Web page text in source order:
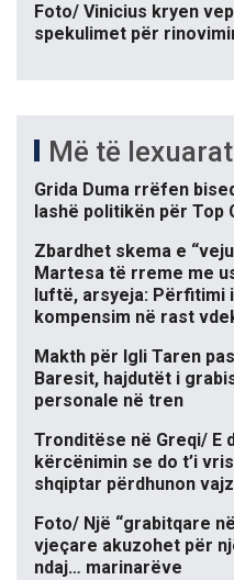
Foto/ Vinicius kryen
spekulimet për
Më të lexuarat
Grida Duma rrëfen
lashë politikën për Top
Zbardhet skema e
Martesa të rreme me
luftë, arsyeja: Përfitimi
kompensim në rast
Makth për Igli Taren
Baresit, hajdutët i
personale në tren
Tronditëse në Greqi/ E
kërcënimin se do t’i
shqiptar përdhunon
Foto/ Një “grabitqare
vjeçare akuzohet për
ndaj… marinarëve